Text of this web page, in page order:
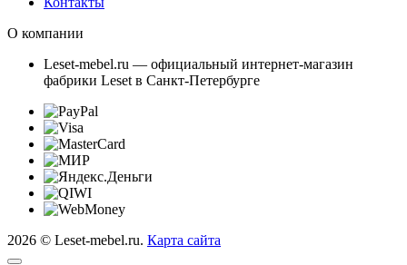
О компании
Leset-mebel.ru — официальный интернет-магазин
фабрики Leset в Санкт-Петербурге
2026 © Leset-mebel.ru. Карта сайта